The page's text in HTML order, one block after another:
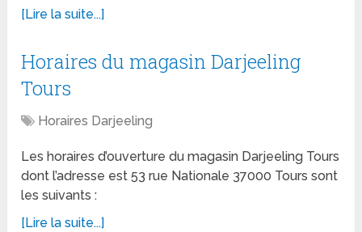
[Lire la suite...]
Horaires du magasin Darjeeling
Tours
Horaires Darjeeling
Les horaires d’ouverture du magasin Darjeeling Tours
dont l’adresse est 53 rue Nationale 37000 Tours sont
les suivants :
[Lire la suite...]